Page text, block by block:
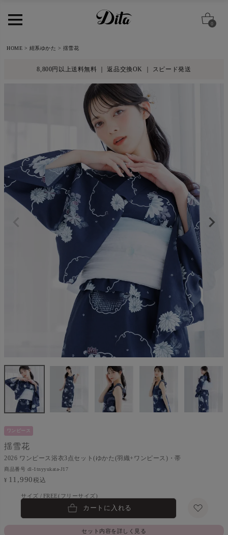
0
HOME 紺系ゆかた 揺雪花
8,800円以上送料無料 ｜ 返品交換OK ｜ スピード発送
ワンピース
2026 ワンピース浴衣3点セット(ゆかた(羽織+ワンピース)・帯
揺雪花
商品番号 dl-1tnyyukata-J17
¥ 11,990税込
FREE(フリーサイズ)
カートに入れる
セット内容を詳しく見る